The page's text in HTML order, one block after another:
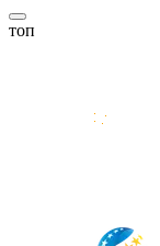
топ